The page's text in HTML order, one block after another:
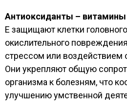
Антиоксиданты – витамины
Е защищают клетки
окислительного
стрессом или
Они укрепляют общую
организма к болезням, что
улучшению умственной